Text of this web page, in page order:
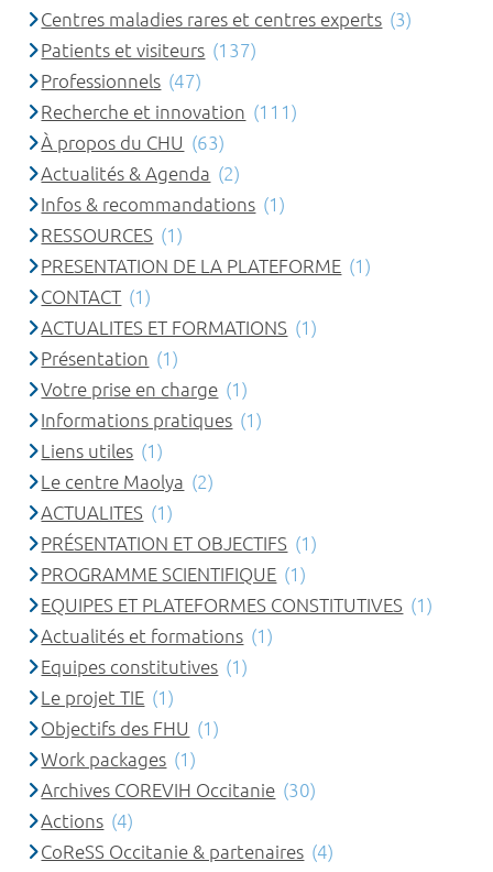
Centres maladies rares et centres experts (3)
Patients et visiteurs (137)
Professionnels (47)
Recherche et innovation (111)
À propos du CHU (63)
Actualités & Agenda (2)
Infos & recommandations (1)
RESSOURCES (1)
PRESENTATION DE LA PLATEFORME (1)
CONTACT (1)
ACTUALITES ET FORMATIONS (1)
Présentation (1)
Votre prise en charge (1)
Informations pratiques (1)
Liens utiles (1)
Le centre Maolya (2)
ACTUALITES (1)
PRÉSENTATION ET OBJECTIFS (1)
PROGRAMME SCIENTIFIQUE (1)
EQUIPES ET PLATEFORMES CONSTITUTIVES (1)
Actualités et formations (1)
Equipes constitutives (1)
Le projet TIE (1)
Objectifs des FHU (1)
Work packages (1)
Archives COREVIH Occitanie (30)
Actions (4)
CoReSS Occitanie & partenaires (4)